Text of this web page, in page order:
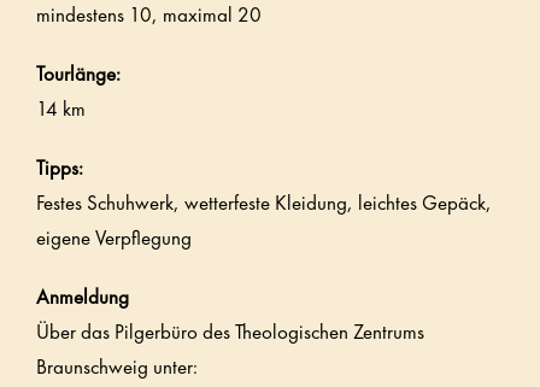
mindestens 10, maximal 20
Tourlänge:
14 km
Tipps:
Festes Schuhwerk, wetterfeste Kleidung, leichtes Gepäck,
eigene Verpflegung
Anmeldung
Über das Pilgerbüro des Theologischen Zentrums
Braunschweig unter: